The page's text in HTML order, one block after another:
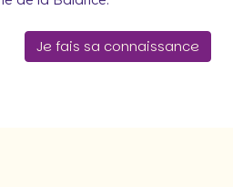
Je fais sa connaissance